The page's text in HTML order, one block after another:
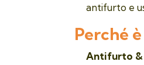
antifurto e
Perché
Antifurto